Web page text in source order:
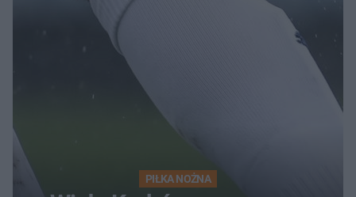
PIŁKA NOŻNA